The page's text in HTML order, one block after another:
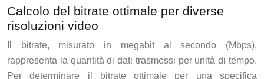
Calcolo del bitrate ottimale per diverse
risoluzioni video
Il bitrate, misurato in megabit al secondo (Mbps),
rappresenta la quantità di dati trasmessi per unità di tempo.
Per determinare il bitrate ottimale per una specifica